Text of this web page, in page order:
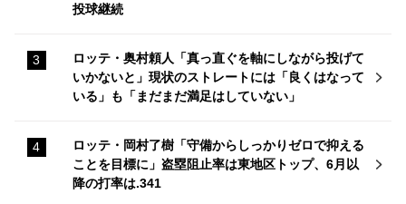
投球継続
ロッテ・奥村頼人「真っ直ぐを軸にしながら投げて
いかないと」現状のストレートには「良くはなって
いる」も「まだまだ満足はしていない」
ロッテ・岡村了樹「守備からしっかりゼロで抑える
ことを目標に」盗塁阻止率は東地区トップ、6月以
降の打率は.341